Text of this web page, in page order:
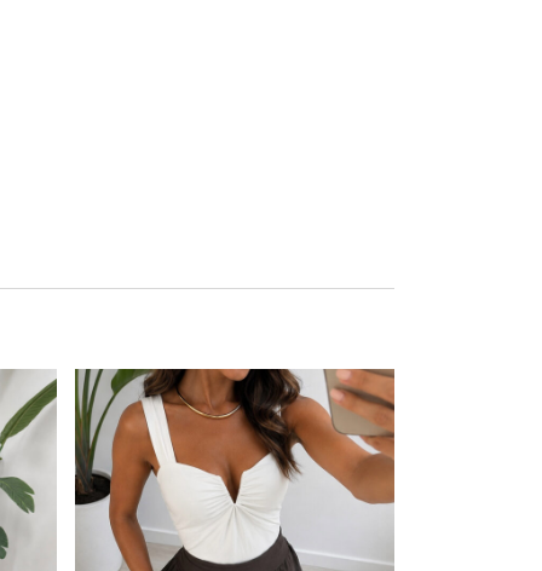
Este producto tiene múltiples variantes. Las opciones se pueden elegir en la página de producto Este producto tiene múltiples variantes. Las opciones se pueden elegir en la página de producto